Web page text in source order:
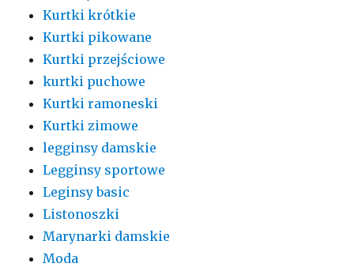
Kurtki krótkie
Kurtki pikowane
Kurtki przejściowe
kurtki puchowe
Kurtki ramoneski
Kurtki zimowe
legginsy damskie
Legginsy sportowe
Leginsy basic
Listonoszki
Marynarki damskie
Moda